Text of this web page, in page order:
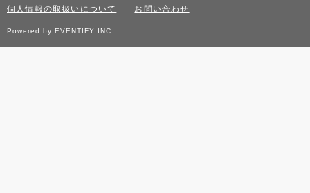
個人情報の取扱いについて
お問い合わせ
Powered by EVENTIFY INC.